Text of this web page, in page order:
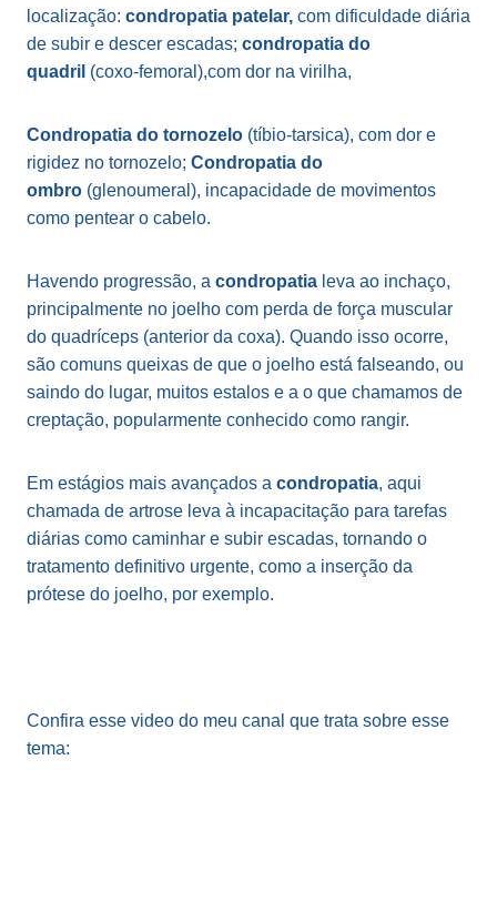
localização: condropatia patelar, com dificuldade diária
de subir e descer escadas; condropatia do
quadril (coxo-femoral),com dor na virilha,
Condropatia do tornozelo (tíbio-tarsica), com dor e
rigidez no tornozelo; Condropatia do
ombro (glenoumeral), incapacidade de movimentos
como pentear o cabelo.
Havendo progressão, a condropatia leva ao inchaço,
principalmente no joelho com perda de força muscular
do quadríceps (anterior da coxa). Quando isso ocorre,
são comuns queixas de que o joelho está falseando, ou
saindo do lugar, muitos estalos e a o que chamamos de
creptação, popularmente conhecido como rangir.
Em estágios mais avançados a condropatia, aqui
chamada de artrose leva à incapacitação para tarefas
diárias como caminhar e subir escadas, tornando o
tratamento definitivo urgente, como a inserção da
prótese do joelho, por exemplo.
Confira esse video do meu canal que trata sobre esse
tema: